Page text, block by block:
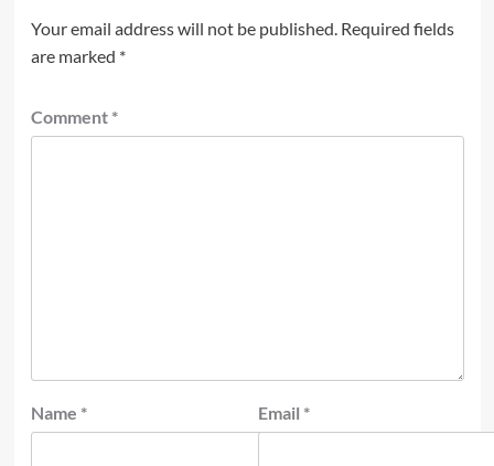
Your email address will not be published. Required fields
are marked *
Comment *
Name * Email *